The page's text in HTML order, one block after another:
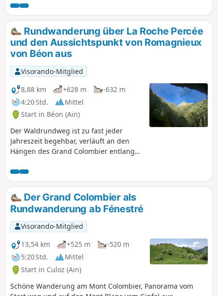
Höhenunterschieds und der
zurückgelegten Strecke kann sie als
etwas anspruchsvoll eingestuft werden.
Der Aufstieg umfasst insgesamt einige
etwas steile Anstiege. Ansonsten gibt es
keine größeren Schwierigkeiten
(höchstens könnte man anmerken, dass
die Orientierung in Richtung des
Punktes (9) problematisch sein kann und
dass die Markierungen am Ende der
Strecke weniger präzise sind).
Rundwanderung über La Roche Percée
und den Aussichtspunkt von Romagnieux
von Béon aus
Visorando-Mitglied
8,88 km
+628 m
-632 m
4:20 Std.
Mittel
Start in Béon (Ain)
Der Waldrundweg ist zu fast jeder
Jahreszeit begehbar, verläuft an den
Hängen des Grand Colombier entlang
erst im letzten Moment entdeckt, und
zu einem Aussichtspunkt über Culoz,
den Lac du Bourget und die
umliegenden Berge. In (6) halten Sie
sich fern von den Wegen, die zum
Bauernhof Romagnieux führen. Siehe
Bewertung vom 08.08.2022
Der Grand Colombier als
Rundwanderung ab Fénestré
Visorando-Mitglied
13,54 km
+525 m
-520 m
5:20 Std.
Mittel
Start in Culoz (Ain)
Schöne Wanderung am Mont Colombier, Panorama vom